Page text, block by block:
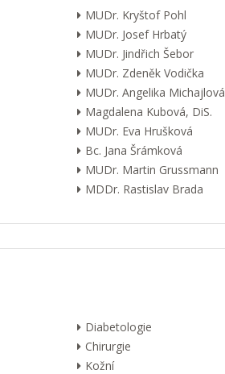
MUDr. Kryštof Pohl
MUDr. Josef Hrbatý
MUDr. Jindřich Šebor
MUDr. Zdeněk Vodička
MUDr. Angelika Michajlová
Magdalena Kubová, DiS.
MUDr. Eva Hrušková
Bc. Jana Šrámková
MUDr. Martin Grussmann
MDDr. Rastislav Brada
Diabetologie
Chirurgie
Kožní